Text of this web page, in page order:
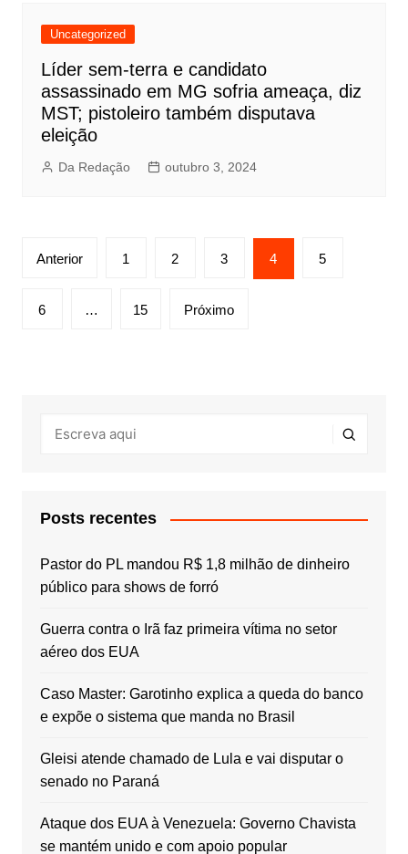
Uncategorized
Líder sem-terra e candidato
assassinado em MG sofria ameaça, diz
MST; pistoleiro também disputava
eleição
Da Redação outubro 3, 2024
Paginação
posts
Anterior 1 2 3 4 5
6 … 15 Próximo
Posts recentes
Pastor do PL mandou R$ 1,8 milhão de dinheiro
público para shows de forró
Guerra contra o Irã faz primeira vítima no setor
aéreo dos EUA
Caso Master: Garotinho explica a queda do banco
e expõe o sistema que manda no Brasil
Gleisi atende chamado de Lula e vai disputar o
senado no Paraná
Ataque dos EUA à Venezuela: Governo Chavista
se mantém unido e com apoio popular